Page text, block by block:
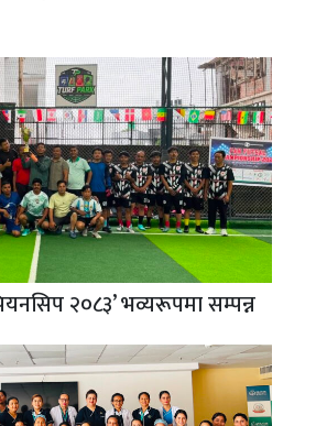
२०८३’ भव्यरूपमा सम्पन्न